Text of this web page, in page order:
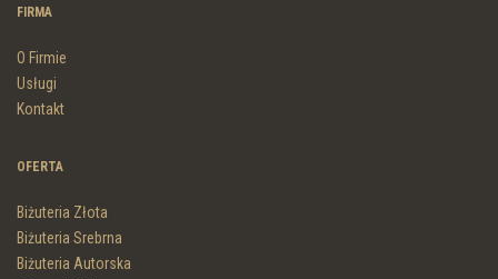
FIRMA
O Firmie
Usługi
Kontakt
OFERTA
Biżuteria Złota
Biżuteria Srebrna
Biżuteria Autorska